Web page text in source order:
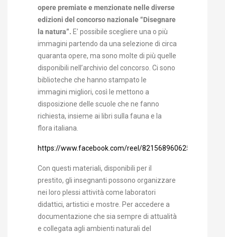
opere premiate e menzionate nelle diverse
edizioni del concorso nazionale “Disegnare
la natura”. E’ possibile scegliere una o più
immagini partendo da una selezione di circa
quaranta opere, ma sono molte di più quelle
disponibili nell’archivio del concorso. Ci sono
biblioteche che hanno stampato le
immagini migliori, così le mettono a
disposizione delle scuole che ne fanno
richiesta, insieme ai libri sulla fauna e la
flora italiana.
https://www.facebook.com/reel/821568960625636
Con questi materiali, disponibili per il
prestito, gli insegnanti possono organizzare
nei loro plessi attività come laboratori
didattici, artistici e mostre. Per accedere a
documentazione che sia sempre di attualità
e collegata agli ambienti naturali del